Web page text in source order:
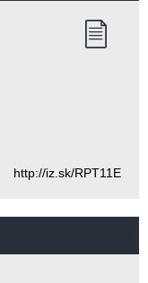
iz.sk/RPT11E